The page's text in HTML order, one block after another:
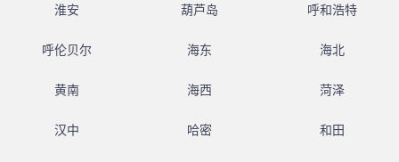
淮安 葫芦岛 呼和浩特
呼伦贝尔 海东 海北
黄南 海西 菏泽
汉中 哈密 和田